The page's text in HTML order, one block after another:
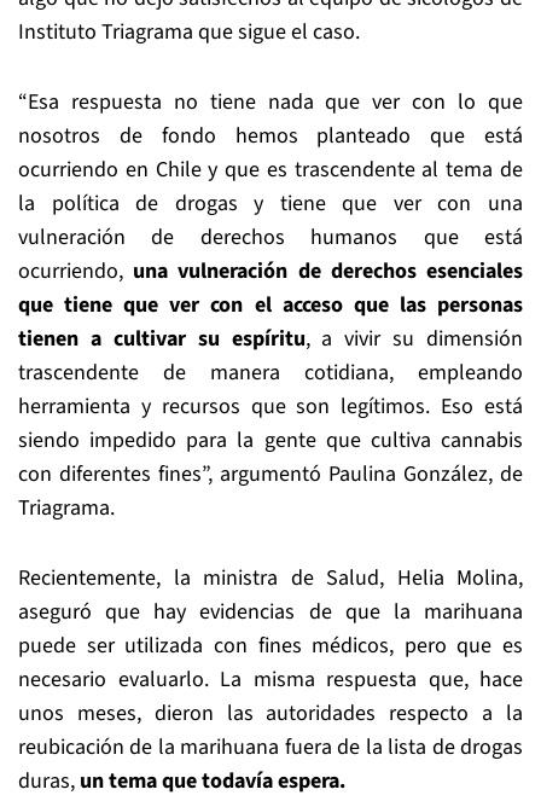
Instituto Triagrama que sigue el caso.
“Esa respuesta no tiene nada que ver con lo que
nosotros de fondo hemos planteado que está
ocurriendo en Chile y que es trascendente al tema de
la política de drogas y tiene que ver con una
vulneración de derechos humanos que está
ocurriendo, una vulneración de derechos esenciales
que tiene que ver con el acceso que las personas
tienen a cultivar su espíritu, a vivir su dimensión
trascendente de manera cotidiana, empleando
herramienta y recursos que son legítimos. Eso está
siendo impedido para la gente que cultiva cannabis
con diferentes fines”, argumentó Paulina González, de
Triagrama.
Recientemente, la ministra de Salud, Helia Molina,
aseguró que hay evidencias de que la marihuana
puede ser utilizada con fines médicos, pero que es
necesario evaluarlo. La misma respuesta que, hace
unos meses, dieron las autoridades respecto a la
reubicación de la marihuana fuera de la lista de drogas
duras, un tema que todavía espera.